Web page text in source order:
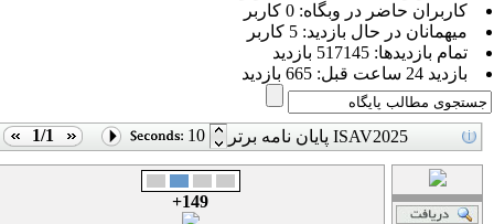
کاربران حاضر در وبگاه: 0 کاربر
ميهمانان در حال بازديد: 5 کاربر
تمام بازديد‌ها: 517145 بازدید
بازديد 24 ساعت قبل: 665 بازدید
1/1 10 پایان نامه برتر ISAV2025
149+